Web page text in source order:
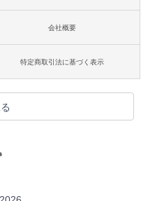
会社概要
特定商取引法に基づく表示